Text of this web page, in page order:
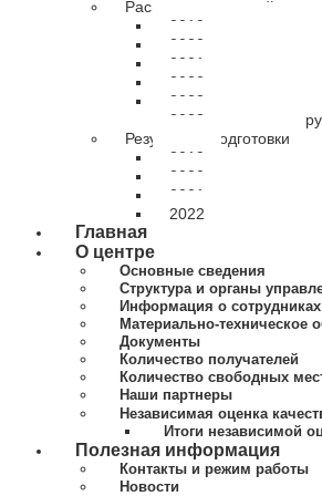
Расписание занятий
2019 расписание
2020 расписание
2021 расписание
2022 расписание
2023 расписание
2023 расписание
Результаты подготовки
2019
2020
2021
2022
Главная
О центре
Основные сведения
Структура и органы
Информация о сотрудниках
Материально-техническое
Документы
Количество получателей
Количество свободных
Наши партнеры
Независимая оценка
Итоги независимой
Полезная информация
Контакты и режим работы
Новости